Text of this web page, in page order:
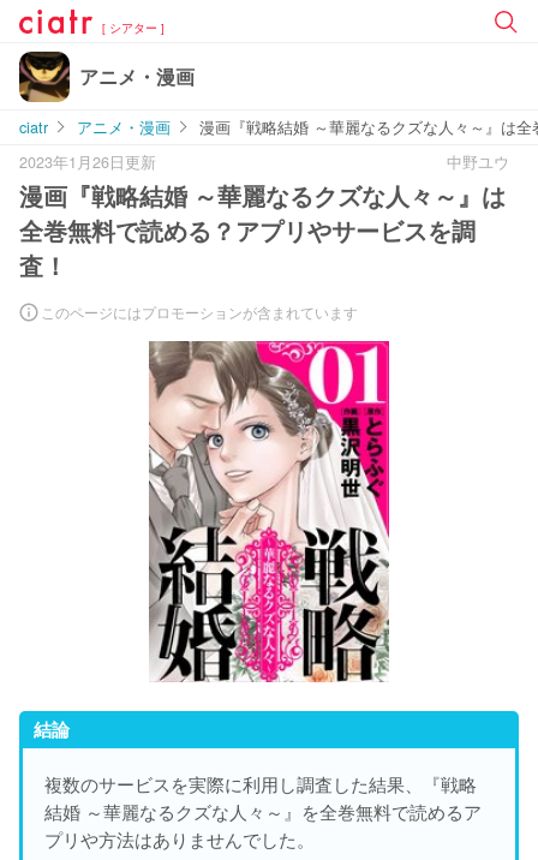
[ シアター ]
アニメ・漫画
ciatr アニメ・漫画
漫画『戦略結婚 ～華麗なるクズな人々～』は
2023年1月26日更新
中野ユウ
漫画『戦略結婚 ～華麗なるクズな人々～』は
全巻無料で読める？アプリやサービスを調
査！
このページにはプロモーションが含まれています
結論
複数のサービスを実際に利用し調査した結果、『戦略
結婚 ～華麗なるクズな人々～』を全巻無料で読めるア
プリや方法はありませんでした。